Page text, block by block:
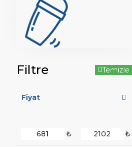
Filtre Temizle
Fiyat
₺ ₺